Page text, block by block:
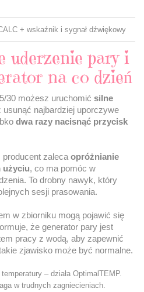
+ wskaźnik i sygnał dźwiękowy
uderzenie pary i
na co dzień
30 możesz uruchomić silne
usunąć najbardziej uporczywe
dwa razy nacisnąć przycisk
zaleca opróżnianie
użyciu, co ma pomóc w
To drobny nawyk, który
sesji prasowania.
w zbiorniku mogą pojawić się
że generator pary jest
pracy z wodą, aby zapewnić
zjawisko może być normalne.
– działa OptimalTEMP.
w trudnych zagniecieniach.